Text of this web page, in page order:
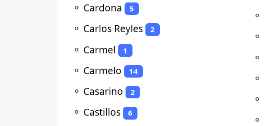
⚬ Cardona 5
⚬ Carlos Reyles 2
⚬ Carmel 1
⚬ Carmelo 14
⚬ Casarino 2
⚬ Castillos 6
⚬
⚬
⚬
⚬
⚬
⚬